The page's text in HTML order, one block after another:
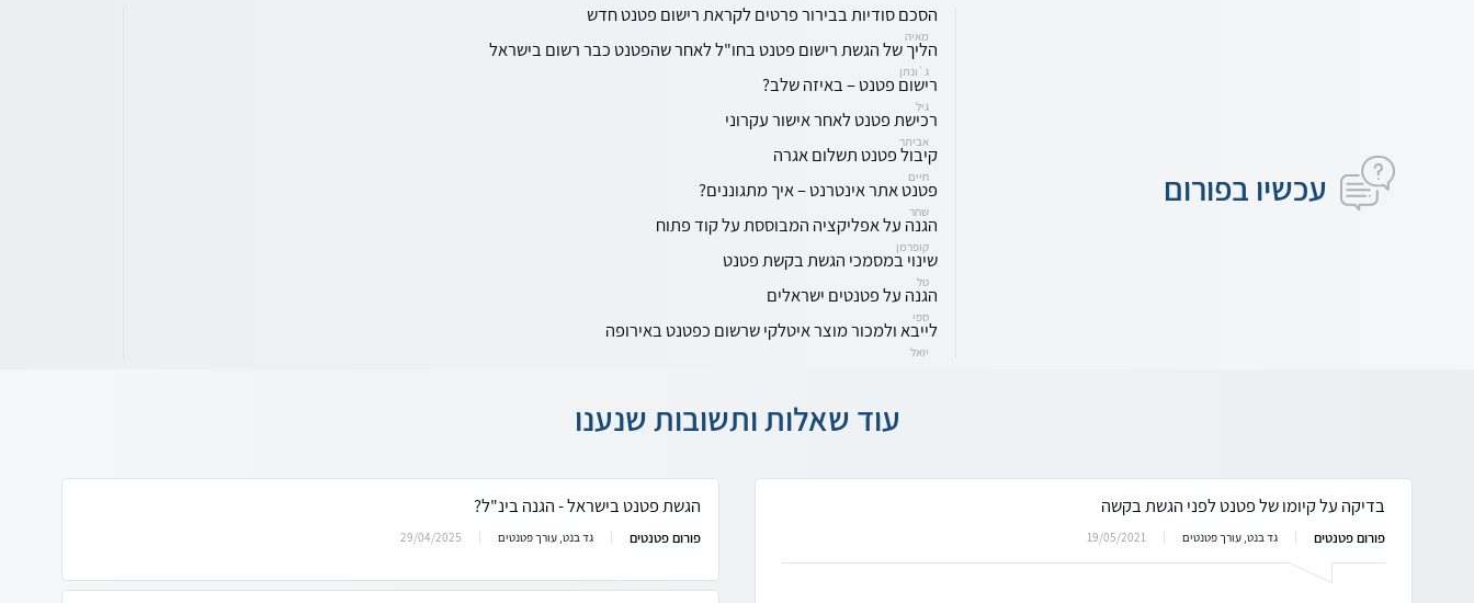
עכשיו בפורום
הסכם סודיות בבירור פרטים לקראת רישום פטנט חדש
מאיה
הליך של הגשת רישום פטנט בחו"ל לאחר שהפטנט כבר רשום בישראל
ג`ונתן
רישום פטנט – באיזה שלב?
גיל
רכישת פטנט לאחר אישור עקרוני
אביתר
קיבול פטנט תשלום אגרה
חיים
פטנט אתר אינטרנט – איך מתגוננים?
שחר
הגנה על אפליקציה המבוססת על קוד פתוח
קופרמן
שינוי במסמכי הגשת בקשת פטנט
טל
הגנה על פטנטים ישראלים
ספי
לייבא ולמכור מוצר איטלקי שרשום כפטנט באירופה
יואל
עוד שאלות ותשובות שנענו
בדיקה על קיומו של פטנט לפני הגשת בקשה
פורום פטנטים גד בנט, עורך פטנטים 19/05/2021
הגשת פטנט בישראל - הגנה בינ"ל?
פורום פטנטים גד בנט, עורך פטנטים 29/04/2025